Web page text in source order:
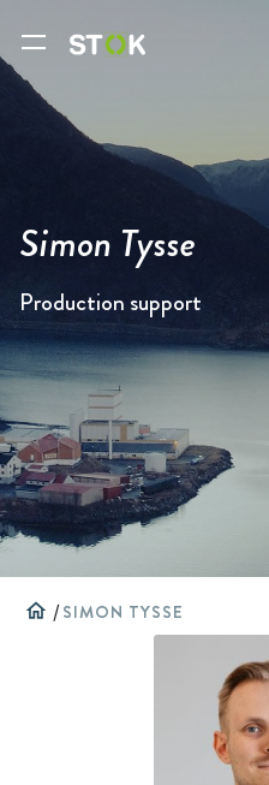
Simon Tysse
Production support
home /SIMON TYSSE